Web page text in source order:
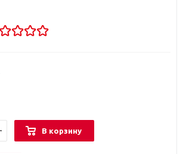
В корзину